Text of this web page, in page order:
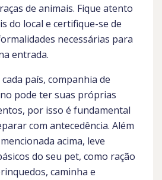
de animais. Fique atento
do local e certifique-se de
necessárias para
entrada.
país, companhia de
pode ter suas próprias
por isso é fundamental
com antecedência. Além
acima, leve
do seu pet, como ração
caminha e